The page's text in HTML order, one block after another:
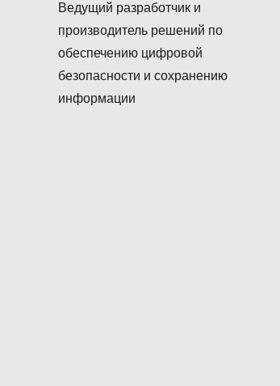
Ведущий разработчик и
производитель решений по
обеспечению цифровой
безопасности и сохранению
информации